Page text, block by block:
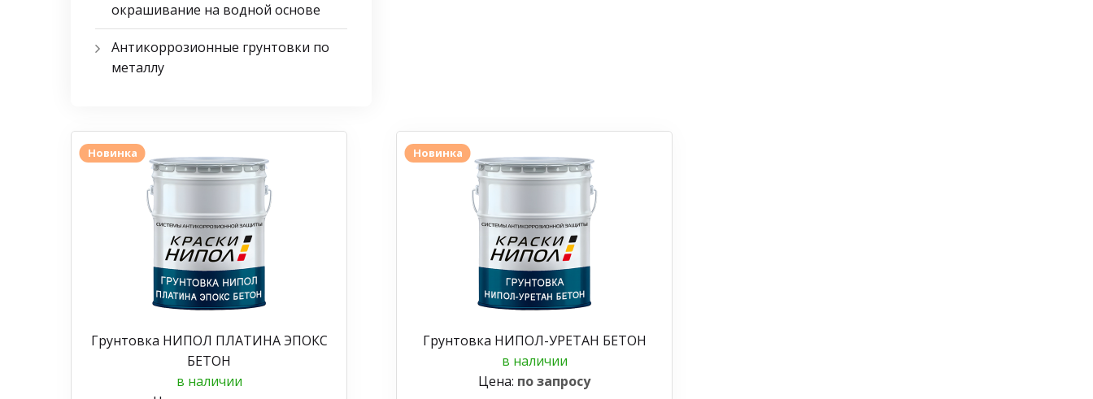
окрашивание на водной основе
Антикоррозионные грунтовки по
металлу
Новинка
Грунтовка НИПОЛ ПЛАТИНА ЭПОКС
БЕТОН
в наличии
Новинка
Грунтовка НИПОЛ-УРЕТАН БЕТОН
в наличии
Цена: по запросу